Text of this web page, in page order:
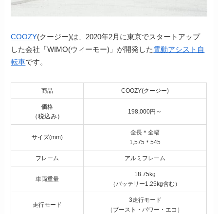
COOZY(クージー)は、2020年2月に東京でスタートアップ
した会社「WIMO(ウィーモー)」が開発した電動アシスト自
転車です。
商品 COOZY(クージー)
価格
（税込み）
198,000円 ～
サイズ(mm)
全長＊全幅
1,575＊545
フレーム アルミフレーム
車両重量
18.75kg
（バッテリー1.25kg含む）
走行モード
3走行モード
（ブースト・パワー・エコ）